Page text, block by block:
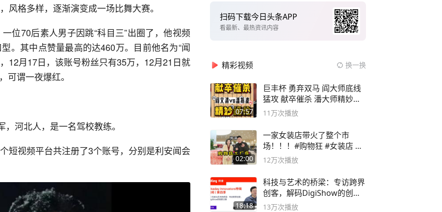
风格多样，逐渐演变成一场比舞大赛。
位70后素人男子因跳“科目三”出圈了，他视频
。其中点赞量最高的达460万。目前他名为“闻
12月17日，该账号粉丝只有35万，12月21日就
可谓一夜爆红。
河北人，是一名驾校教练。
短视频平台共注册了3个账号，分别是利安闻会
扫码下载今日头条APP
看最新、最热资讯内容
精彩视频 换一换
07:57
巨丰杯 勇弃双马 阎大师底线
猛攻 献卒催杀 潘大师精妙入
局
11万次播放
02:00
一家女装店带火了整个市
场！！！#购物狂 #女装店 #
高品质女装
12万次播放
18:18
科技与艺术的桥梁：专访跨界
创客，解码DigiShow的创新
之路
13万次播放